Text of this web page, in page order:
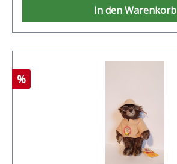
In den Warenkorb
Rabatt
%